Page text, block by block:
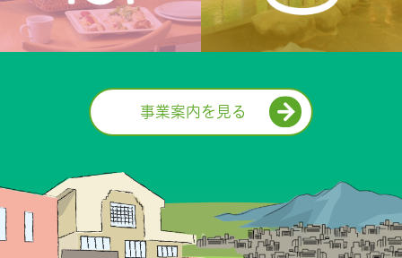
事業案内を見る